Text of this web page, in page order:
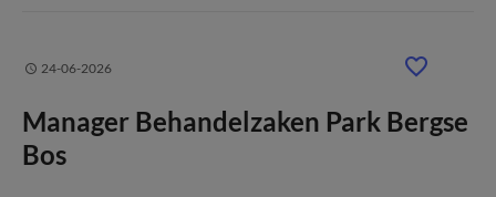
24-06-2026
Manager Behandelzaken Park Bergse
Bos